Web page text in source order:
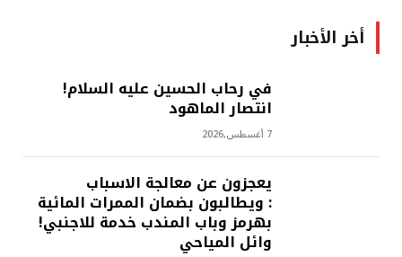
أخر الأخبار
في رحاب الحسين عليه السلام!
انتصار الماهود
7 أغسطس,2026
يعجزون عن معالجة الاسباب
: ويطالبون بضمان الممرات المائية
بهرمز وباب المندب خدمة للاجنبي!
وائل المياحي